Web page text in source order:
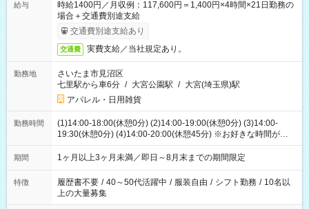
給与
時給1400円／月収例：117,600円＝1,400円×4時間×21日勤務の
場合＋交通費別途支給
交通費別途支給あり
交通費 実費支給／当社規定あり。
勤務地
さいたま市見沼区
七里駅から車6分 / 大宮公園駅 / 大宮(埼玉県)駅
アパレル・日用雑貨
勤務時間
(1)14:00-18:00(休憩0分) (2)14:00-19:00(休憩0分) (3)14:00-
19:30(休憩0分) (4)14:00-20:00(休憩45分) ※お好きな時間が選べ
ます
期間 1ヶ月以上3ヶ月未満／即日～8月末までの期間限定
特徴 履歴書不要 / 40～50代活躍中 / 服装自由 / シフト勤務 / 10名以
上の大量募集